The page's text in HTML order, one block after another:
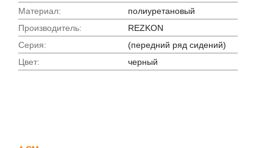
Материал:
полиуретановый
Производитель:
REZKON
Серия:
(передний ряд сидений)
Цвет:
черный